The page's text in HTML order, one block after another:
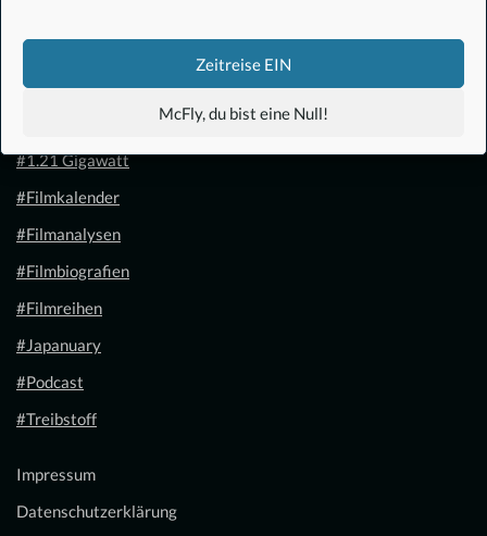
Zeitreise EIN
McFly, du bist eine Null!
#1.21 Gigawatt
#Filmkalender
#Filmanalysen
#Filmbiografien
#Filmreihen
#Japanuary
#Podcast
#Treibstoff
Impressum
Datenschutzerklärung